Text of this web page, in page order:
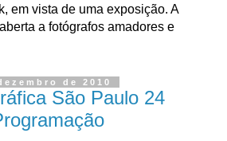
em vista de uma exposição. A
a fotógrafos amadores e
de 2010
São Paulo 24